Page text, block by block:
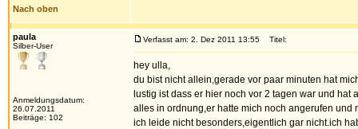
Nach oben
paula
Silber-User
Anmeldungsdatum:
26.07.2011
Beiträge: 102
Verfasst am: 2. Dez 2011 13:55 Titel:
hey ulla,
du bist nicht allein,gerade vor paar minuten hat
lustig ist dass er hier noch vor 2 tagen war und hat
alles in ordnung,er hatte mich noch angerufen
ich leide nicht besonders,eigentlich gar nicht.ich